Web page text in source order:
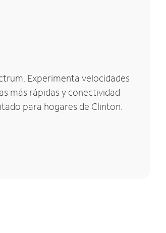
Experimenta velocidades
más rápidas y conectividad
para hogares de Clinton.